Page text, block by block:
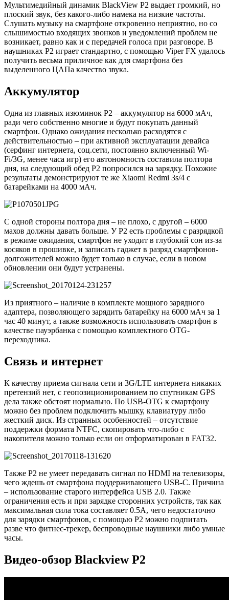
Мультимедийный динамик BlackView P2 выдает громкий, но
плоский звук, без какого-либо намека на низкие частоты.
Слушать музыку на смартфоне откровенно неприятно, но со
слышимостью входящих звонков и уведомлений проблем не
возникает, равно как и с передачей голоса при разговоре. В
наушниках Р2 играет стандартно, с помощью Viper FX удалось
получить весьма приличное как для смартфона без
выделенного ЦАПа качество звука.
Аккумулятор
Одна из главных изюминок Р2 – аккумулятор на 6000 мАч,
ради чего собственно многие и будут покупать данный
смартфон. Однако ожидания несколько расходятся с
действительностью – при активной эксплуатации девайса
(серфинг интернета, соц.сети, постоянно включенный Wi-
Fi/3G, менее часа игр) его автономность составила полтора
дня, на следующий обед Р2 попросился на зарядку. Похожие
результаты демонстрируют те же Xiaomi Redmi 3s/4 с
батарейками на 4000 мАч.
С одной стороны полтора дня – не плохо, с другой – 6000
махов должны давать больше. У Р2 есть проблемы с разрядкой
в режиме ожидания, смартфон не уходит в глубокий сон из-за
косяков в прошивке, и записать гаджет в разряд смартфонов-
долгожителей можно будет только в случае, если в новом
обновлении они будут устранены.
Из приятного – наличие в комплекте мощного зарядного
адаптера, позволяющего зарядить батарейку на 6000 мАч за 1
час 40 минут, а также возможность использовать смартфон в
качестве пауэрбанка с помощью комплектного OTG-
переходника.
Связь и интернет
К качеству приема сигнала сети и 3G/LTE интернета никаких
претензий нет, с геопозиционированием по спутникам GPS
дела также обстоят нормально. По USB-OТG к смартфону
можно без проблем подключить мышку, клавиатуру либо
жесткий диск. Из странных особенностей – отсутствие
поддержки формата NTFC, скопировать что-либо с
накопителя можно только если он отформатирован в FAT32.
Также P2 не умеет передавать сигнал по HDMI на телевизоры,
чего ждешь от смартфона поддерживающего USB-C. Причина
– использование старого интерфейса USB 2.0. Также
ограничения есть и при зарядке сторонних устройств, так как
максимальная сила тока составляет 0.5А, чего недостаточно
для зарядки смартфонов, с помощью Р2 можно подпитать
разве что фитнес-трекер, беспроводные наушники либо умные
часы.
Видео-обзор Blackview P2